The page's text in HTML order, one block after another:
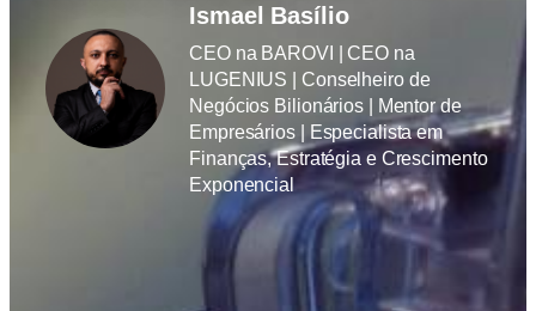
Ismael Basílio
CEO na BAROVI | CEO na
LUGENIUS | Conselheiro de
Negócios Bilionários | Mentor de
Empresários | Especialista em
Finanças, Estratégia e Crescimento
Exponencial